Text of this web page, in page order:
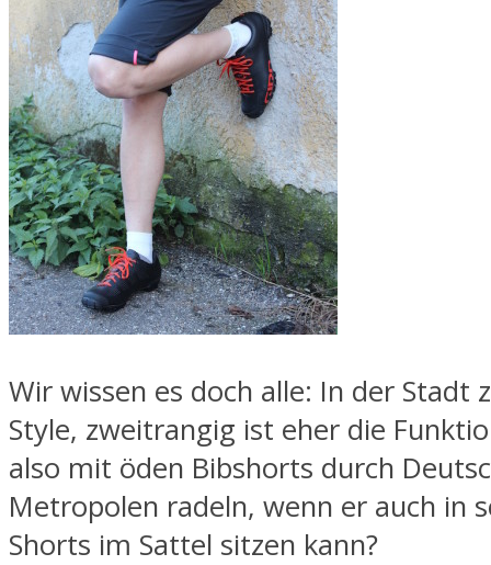
Wir wissen es doch alle: In der Stadt
Style, zweitrangig ist eher die
also mit öden Bibshorts durch
Metropolen radeln, wenn er auch in
Shorts im Sattel sitzen kann?